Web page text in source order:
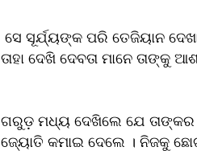
ସେ ସୂର୍ଯ୍ୟଙ୍କ ପରି ତେଜିୟାନ
ତାହା ଦେଖି ଦେବତା ମାନେ ତାଙ୍କୁ
ଗରୁଡ଼ ମଧ୍ୟ ଦେଖିଲେ ଯେ
ଜ୍ୟୋତି କମାଇ ଦେଲେ । ନିଜକୁ